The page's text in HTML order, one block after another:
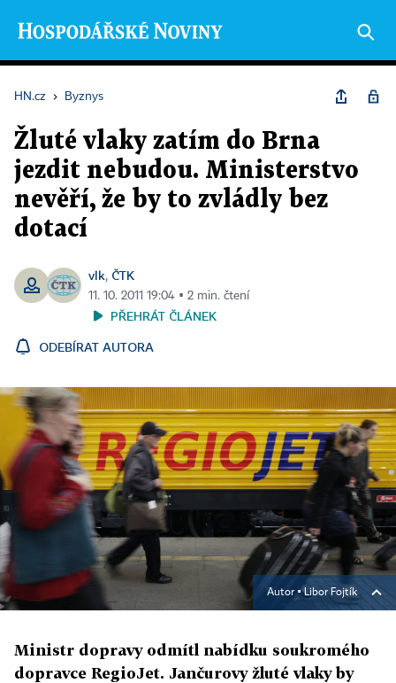
HN.cz › Byznys
Žluté vlaky zatím do Brna
jezdit nebudou. Ministerstvo
nevěří, že by to zvládly bez
dotací
vlk, ČTK
11. 10. 2011 19:04 ▪ 2 min. čtení
PŘEHRÁT ČLÁNEK
ODEBÍRAT AUTORA
Autor ▪Libor Fojtík
Ministr dopravy odmítl nabídku soukromého
dopravce RegioJet. Jančurovy žluté vlaky by